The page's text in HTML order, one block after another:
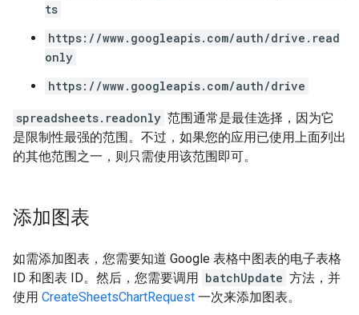
ts
https://www.googleapis.com/auth/drive.read
only
https://www.googleapis.com/auth/drive
spreadsheets.readonly 范围通常是最佳选择，因为它
是限制性最强的范围。不过，如果您的应用已使用上面列出
的其他范围之一，则只需使用该范围即可。
添加图表
如需添加图表，您需要知道 Google 表格中图表的电子表格
ID 和图表 ID。然后，您需要调用 batchUpdate 方法，并
使用 CreateSheetsChartRequest 一次来添加图表。